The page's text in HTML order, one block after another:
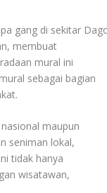
gang di sekitar
membuat
mural ini
sebagai bagian
maupun
seniman lokal,
tidak hanya
wisatawan,